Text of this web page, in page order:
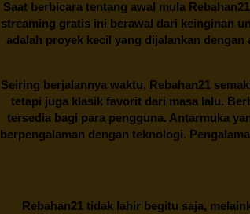
Saat berbicara tentang awal mula Rebahan21
streaming gratis ini berawal dari keinginan
adalah proyek kecil yang dijalankan
Seiring berjalannya waktu, Rebahan21
tetapi juga klasik favorit dari masa lalu.
tersedia bagi para pengguna. Antarmuka
berpengalaman dengan teknologi.
Rebahan21tidak lahir begitu saja,